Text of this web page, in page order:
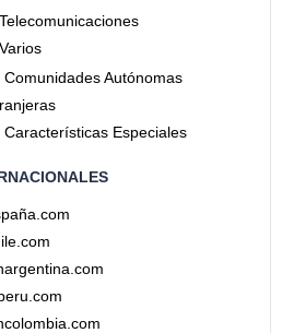
Autónomas
Especiales